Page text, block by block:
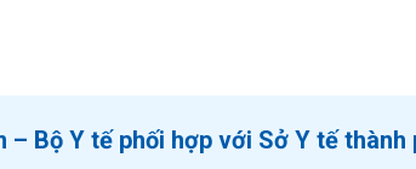
Bộ Y tế phối hợp với Sở Y tế thành